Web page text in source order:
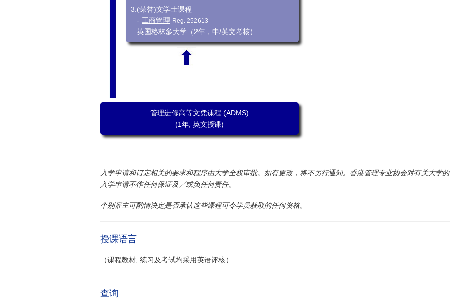
3. (荣誉)文学士课程
- 工商管理 Reg. 252613
英国格林多大学（2年，中/英文考核）
管理进修高等文凭课程 (ADMS)
(1年, 英文授课)
入学申请和订定相关的要求和程序由大学全权审批。如有更改，将不另行通知。香港管理专业协会对有关大学的
入学申请不作任何保证及╱或负任何责任。
个别雇主可酌情决定是否承认这些课程可令学员获取的任何资格。
授课语言
（课程教材, 练习及考试均采用英语评核）
查询